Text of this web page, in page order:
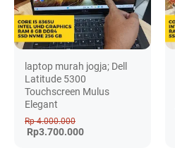
laptop murah jogja; Dell
Latitude 5300
Touchscreen Mulus
Elegant
Rp 4.000.000
Rp3.700.000